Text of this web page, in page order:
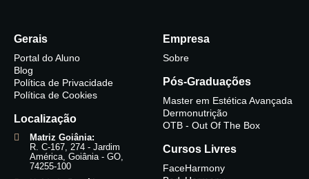
Gerais
Portal do Aluno
Blog
Política de Privacidade
Política de Cookies
Localização
Matriz Goiânia:
R. C-167, 274 - Jardim
América, Goiânia - GO,
74255-100
Empresa
Sobre
Pós-Graduações
Master em Estética Avançada
Dermonutrição
OTB - Out Of The Box
Cursos Livres
FaceHarmony